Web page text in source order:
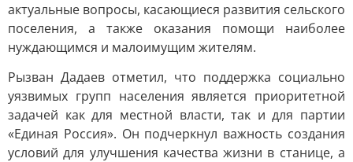
актуальные вопросы, касающиеся развития сельского
поселения, а также оказания помощи наиболее
нуждающимся и малоимущим жителям.
Рызван Дадаев отметил, что поддержка социально
уязвимых групп населения является приоритетной
задачей как для местной власти, так и для партии
«Единая Россия». Он подчеркнул важность создания
условий для улучшения качества жизни в станице, а